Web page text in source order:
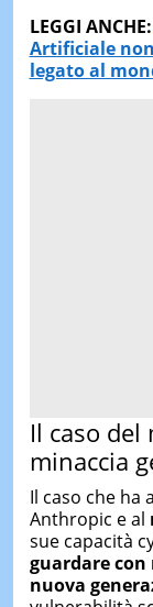
LEGGI ANCHE:
Artificiale
legato al
Il caso
minaccia
Il caso che ha
Anthropic e al
sue capacità
guardare
nuova